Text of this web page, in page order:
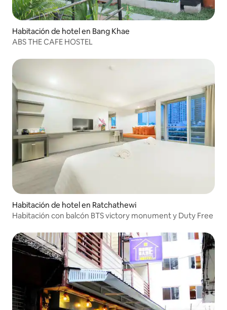
Habitación de hotel en Bang Khae
ABS THE CAFE HOSTEL
Habitación de hotel en Ratchathewi
Habitación con balcón BTS victory monument y Duty Free